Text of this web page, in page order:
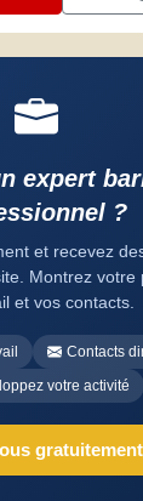
expert
?
et recevez
Montrez votre
et vos contacts.
Contacts
votre activité